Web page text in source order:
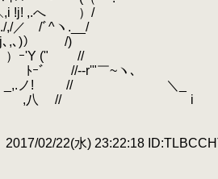
!j! ,.へ ）/
^ヽ.__/
､,､)） /)
(" //
//‐-r'"￣~ヽ､
!
// ＼_
,八 // i
2017/02/22(水) 23:22:18